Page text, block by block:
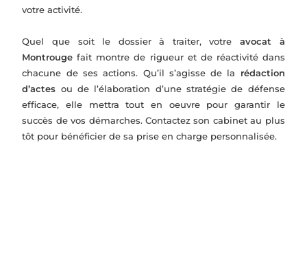
votre activité.
Quel que soit le dossier à traiter, votreavocat à
Montrouge fait montre de rigueur et de réactivité dans
chacune de ses actions. Qu’il s’agisse de la rédaction
d’actes ou de l’élaboration d’une stratégie de défense
efficace, elle mettra tout en oeuvre pour garantir le
succès de vos démarches. Contactez son cabinet au plus
tôt pour bénéficier de sa prise en charge personnalisée.